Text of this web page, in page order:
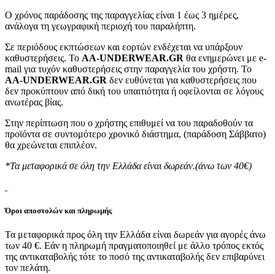
Ο χρόνος παράδοσης της παραγγελίας είναι 1 έως 3 ημέρες,
ανάλογα τη γεωγραφική περιοχή του παραλήπτη.
Σε περιόδους εκπτώσεων και εορτών ενδέχεται να υπάρξουν
καθυστερήσεις. Το AA-UNDERWEAR.GR θα ενημερώνει με e-
mail για τυχόν καθυστερήσεις στην παραγγελία του χρήστη. Το
AA-UNDERWEAR.GR δεν ευθύνεται για καθυστερήσεις που
δεν προκύπτουν από δική του υπαιτιότητα ή οφείλονται σε λόγους
ανωτέρας βίας.
Στην περίπτωση που ο χρήστης επιθυμεί να του παραδοθούν τα
προϊόντα σε συντομότερο χρονικό διάστημα, (παράδοση Σάββατο)
θα χρεώνεται επιπλέον.
*Τα μεταφορικά σε όλη την Ελλάδα είναι δωρεάν.(άνω των 40€)
Όροι αποστολών και πληρωμής
Τα μεταφορικά προς όλη την Ελλάδα είναι δωρεάν για αγορές άνω
των 40 €. Εάν η πληρωμή πραγματοποιηθεί με άλλο τρόπος εκτός
της αντικαταβολής τότε το ποσό της αντικαταβολής δεν επιβαρύνει
τον πελάτη.